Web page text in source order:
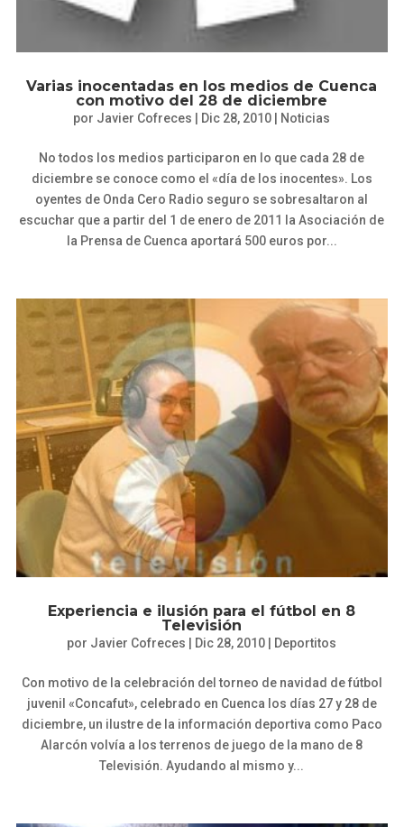
Varias inocentadas en los medios de Cuenca
con motivo del 28 de diciembre
por Javier Cofreces Dic 28, 2010 Noticias
No todos los medios participaron en lo que cada 28 de
diciembre se conoce como el «día de los inocentes». Los
oyentes de Onda Cero Radio seguro se sobresaltaron al
escuchar que a partir del 1 de enero de 2011 la Asociación de
la Prensa de Cuenca aportará 500 euros por...
Experiencia e ilusión para el fútbol en 8
Televisión
por Javier Cofreces Dic 28, 2010 Deportitos
Con motivo de la celebración del torneo de navidad de fútbol
juvenil «Concafut», celebrado en Cuenca los días 27 y 28 de
diciembre, un ilustre de la información deportiva como Paco
Alarcón volvía a los terrenos de juego de la mano de 8
Televisión. Ayudando al mismo y...